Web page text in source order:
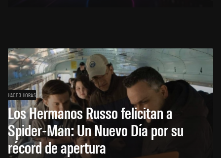
HACE 3 HORAS
Los Hermanos Russo felicitan a
Spider-Man: Un Nuevo Día por su
récord de apertura